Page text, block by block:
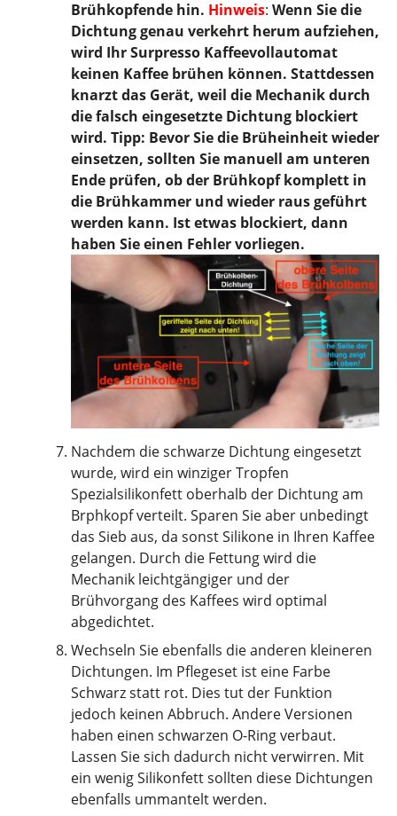
Brühkopfende hin. Hinweis: Wenn Sie die
Dichtung genau verkehrt herum aufziehen,
wird Ihr Surpresso Kaffeevollautomat
keinen Kaffee brühen können. Stattdessen
knarzt das Gerät, weil die Mechanik durch
die falsch eingesetzte Dichtung blockiert
wird. Tipp: Bevor Sie die Brüheinheit wieder
einsetzen, sollten Sie manuell am unteren
Ende prüfen, ob der Brühkopf komplett in
die Brühkammer und wieder raus geführt
werden kann. Ist etwas blockiert, dann
haben Sie einen Fehler vorliegen.
Nachdem die schwarze Dichtung eingesetzt
wurde, wird ein winziger Tropfen
Spezialsilikonfett oberhalb der Dichtung am
Brphkopf verteilt. Sparen Sie aber unbedingt
das Sieb aus, da sonst Silikone in Ihren Kaffee
gelangen. Durch die Fettung wird die
Mechanik leichtgängiger und der
Brühvorgang des Kaffees wird optimal
abgedichtet.
Wechseln Sie ebenfalls die anderen kleineren
Dichtungen. Im Pflegeset ist eine Farbe
Schwarz statt rot. Dies tut der Funktion
jedoch keinen Abbruch. Andere Versionen
haben einen schwarzen O-Ring verbaut.
Lassen Sie sich dadurch nicht verwirren. Mit
ein wenig Silikonfett sollten diese Dichtungen
ebenfalls ummantelt werden.